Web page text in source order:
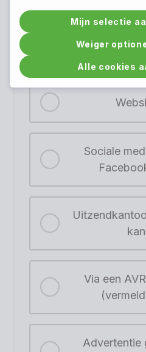
Hoe heb je de weg
Sociale
Via een
Advertentie
Mijn selectie
Weiger
Alle cookies